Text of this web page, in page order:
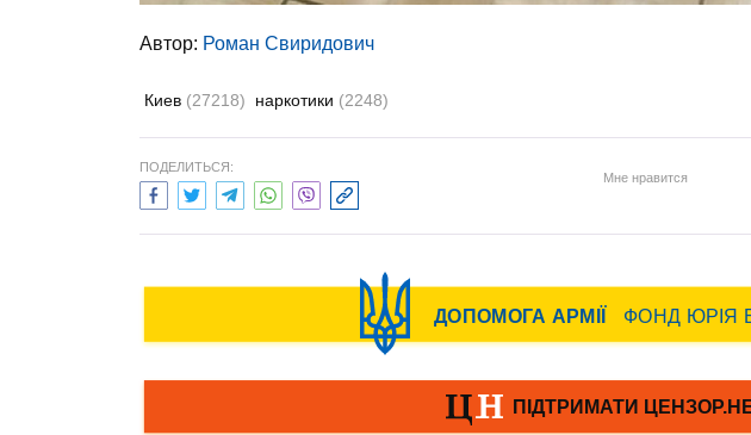
Автор: Роман Свиридович
Киев (27218) наркотики (2248)
ПОДЕЛИТЬСЯ:
Мне нравится